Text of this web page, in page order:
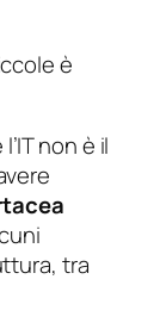
è
non è il
tra